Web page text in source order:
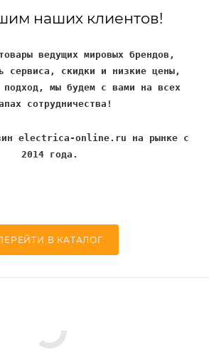
наших клиентов!
ведущих мировых брендов,
сервиса, скидки и низкие цены,
подход, мы будем с вами на всех
сотрудничества!
electrica-online.ru на рынке с
2014 года.
В КАТАЛОГ